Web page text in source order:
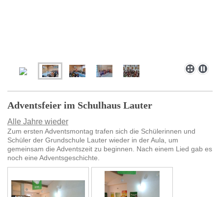
Adventsfeier im Schulhaus Lauter
Alle Jahre wieder
Zum ersten Adventsmontag trafen sich die Schülerinnen und
Schüler der Grundschule Lauter wieder in der Aula, um
gemeinsam die Adventszeit zu beginnen. Nach einem Lied gab es
noch eine Adventsgeschichte.